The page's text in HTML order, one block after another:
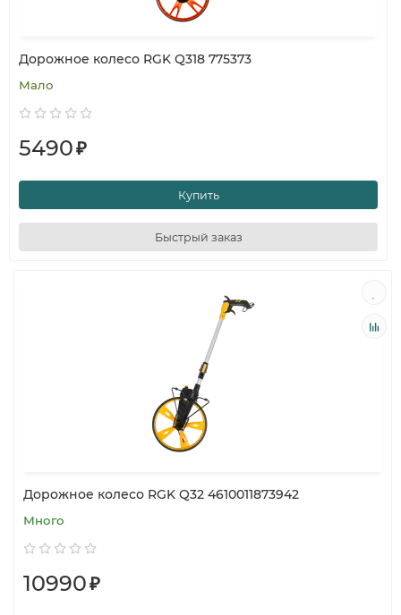
Дорожное колесо RGK Q318 775373
Мало
5490₽
Купить
Быстрый заказ
Дорожное колесо RGK Q32 4610011873942
Много
10990₽